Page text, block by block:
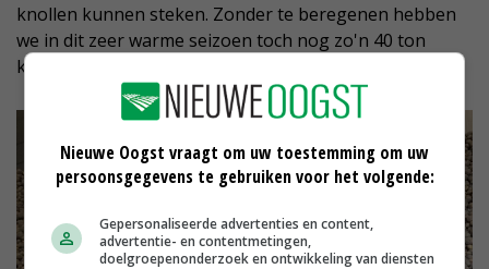
knollen kunnen steken. Zonder te beregenen hebben
we in dit zeer warme seizoen toch nog zo'n 40 ton
kunnen rooien.'
Nieuwe Oogst vraagt om uw toestemming om uw
persoonsgegevens te gebruiken voor het volgende:
Gepersonaliseerde advertenties en content,
advertentie- en contentmetingen,
doelgroepenonderzoek en ontwikkeling van diensten